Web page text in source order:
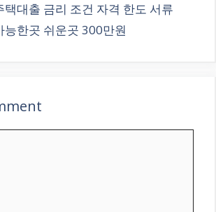
택대출 금리 조건 자격 한도 서류
능한곳 쉬운곳 300만원